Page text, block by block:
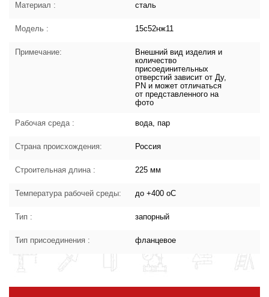
Материал : сталь
Модель : 15с52нж11
Примечание:
Внешний вид изделия и
количество
присоединительных
отверстий зависит от Ду,
PN и может отличаться
от представленного на
фото
Рабочая среда : вода, пар
Страна происхождения: Россия
Строительная длина : 225 мм
Температура рабочей среды: до +400 oC
Тип : запорный
Тип присоединения : фланцевое